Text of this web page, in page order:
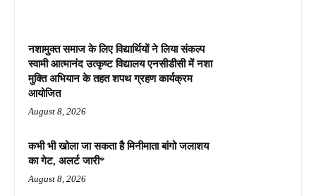
नशामुक्त समाज के लिए विद्यार्थियों ने लिया संकल्प
स्वामी आत्मानंद उत्कृष्ट विद्यालय एनसीडीसी में नशा
मुक्ति अभियान के तहत शपथ ग्रहण कार्यक्रम
आयोजित
August 8, 2026
कभी भी खोला जा सकता है मिनीमाता बांगो जलाशय
का गेट, अलर्ट जारी*
August 8, 2026